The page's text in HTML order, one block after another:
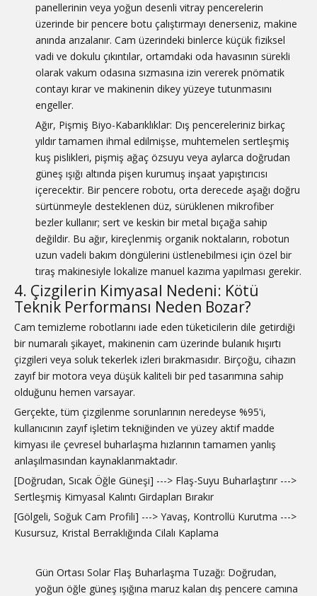
panellerinin veya yoğun desenli vitray pencerelerin
üzerinde bir pencere botu çalıştırmayı denerseniz, makine
anında arızalanır. Cam üzerindeki binlerce küçük fiziksel
vadi ve dokulu çıkıntılar, ortamdaki oda havasının sürekli
olarak vakum odasına sızmasına izin vererek pnömatik
contayı kırar ve makinenin dikey yüzeye tutunmasını
engeller.
Ağır, Pişmiş Biyo-Kabarıklıklar: Dış pencereleriniz birkaç
yıldır tamamen ihmal edilmişse, muhtemelen sertleşmiş
kuş pislikleri, pişmiş ağaç özsuyu veya aylarca doğrudan
güneş ışığı altında pişen kurumuş inşaat yapıştırıcısı
içerecektir. Bir pencere robotu, orta derecede aşağı doğru
sürtünmeyle desteklenen düz, sürüklenen mikrofiber
bezler kullanır; sert ve keskin bir metal bıçağa sahip
değildir. Bu ağır, kireçlenmiş organik noktaların, robotun
uzun vadeli bakım döngülerini üstlenebilmesi için özel bir
tıraş makinesiyle lokalize manuel kazıma yapılması gerekir.
4. Çizgilerin Kimyasal Nedeni: Kötü
Teknik Performansı Neden Bozar?
Cam temizleme robotlarını iade eden tüketicilerin dile getirdiği
bir numaralı şikayet, makinenin cam üzerinde bulanık hışırtı
çizgileri veya soluk tekerlek izleri bırakmasıdır. Birçoğu, cihazın
zayıf bir motora veya düşük kaliteli bir ped tasarımına sahip
olduğunu hemen varsayar.
Gerçekte, tüm çizgilenme sorunlarının neredeyse %95'i,
kullanıcının zayıf işletim tekniğinden ve yüzey aktif madde
kimyası ile çevresel buharlaşma hızlarının tamamen yanlış
anlaşılmasından kaynaklanmaktadır.
[Doğrudan, Sıcak Öğle Güneşi] ---> Flaş-Suyu Buharlaştırır --->
Sertleşmiş Kimyasal Kalıntı Girdapları Bırakır
[Gölgeli, Soğuk Cam Profili] ---> Yavaş, Kontrollü Kurutma --->
Kusursuz, Kristal Berraklığında Cilalı Kaplama
Gün Ortası Solar Flaş Buharlaşma Tuzağı: Doğrudan,
yoğun öğle güneş ışığına maruz kalan dış pencere camına